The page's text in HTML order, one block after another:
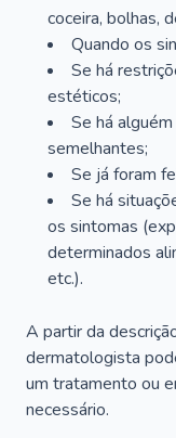
coceira, bolhas,
Quando os
Se há
estéticos;
Se há
semelhantes;
Se já foram
Se há
os sintomas
determinados
etc.).
A partir da
dermatologista
um tratamento ou
necessário.